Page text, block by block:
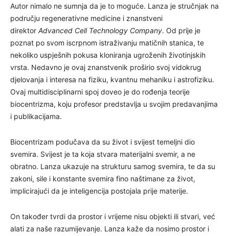
Autor nimalo ne sumnja da je to moguće. Lanza je stručnjak na
području regenerativne medicine i znanstveni
direktor Advanced Cell Technology Company. Od prije je
poznat po svom iscrpnom istraživanju matičnih stanica, te
nekoliko uspješnih pokusa kloniranja ugroženih životinjskih
vrsta. Nedavno je ovaj znanstvenik proširio svoj vidokrug
djelovanja i interesa na fiziku, kvantnu mehaniku i astrofiziku.
Ovaj multidisciplinarni spoj doveo je do rođenja teorije
biocentrizma, koju profesor predstavlja u svojim predavanjima
i publikacijama.
Biocentrizam podučava da su život i svijest temeljni dio
svemira. Svijest je ta koja stvara materijalni svemir, a ne
obratno. Lanza ukazuje na strukturu samog svemira, te da su
zakoni, sile i konstante svemira fino naštimane za život,
implicirajući da je inteligencija postojala prije materije.
On također tvrdi da prostor i vrijeme nisu objekti ili stvari, već
alati za naše razumijevanje. Lanza kaže da nosimo prostor i